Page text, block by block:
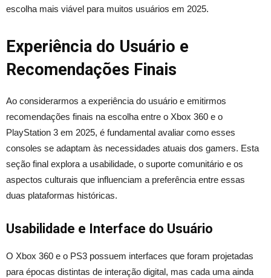
escolha mais viável para muitos usuários em 2025.
Experiência do Usuário e
Recomendações Finais
Ao considerarmos a experiência do usuário e emitirmos
recomendações finais na escolha entre o Xbox 360 e o
PlayStation 3 em 2025, é fundamental avaliar como esses
consoles se adaptam às necessidades atuais dos gamers. Esta
seção final explora a usabilidade, o suporte comunitário e os
aspectos culturais que influenciam a preferência entre essas
duas plataformas históricas.
Usabilidade e Interface do Usuário
O Xbox 360 e o PS3 possuem interfaces que foram projetadas
para épocas distintas de interação digital, mas cada uma ainda